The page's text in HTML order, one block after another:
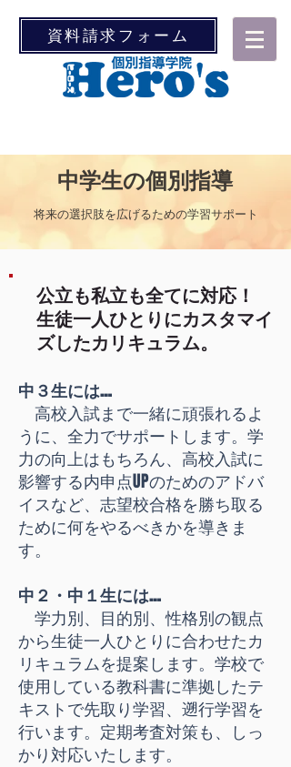
資料請求フォーム
中学生の個別指導
将来の選択肢を広げるための学習サポート
公立も私立も全てに対応！
​生徒一人ひとりにカスタマイ
ズしたカリキュラム。
中３生には…
高校入試まで一緒に頑張れるよ
うに、全力でサポートします。学
力の向上はもちろん、高校入試に
影響する内申点UPのためのアドバ
イスなど、志望校合格を勝ち取る
ために何をやるべきかを導きま
す。
中２・中１生には…
学力別、目的別、性格別の観点
から生徒一人ひとりに合わせたカ
リキュラムを提案します。学校で
使用している教科書に準拠したテ
キストで先取り学習、遡行学習を
行います。定期考査対策も、しっ
かり対応いたします。